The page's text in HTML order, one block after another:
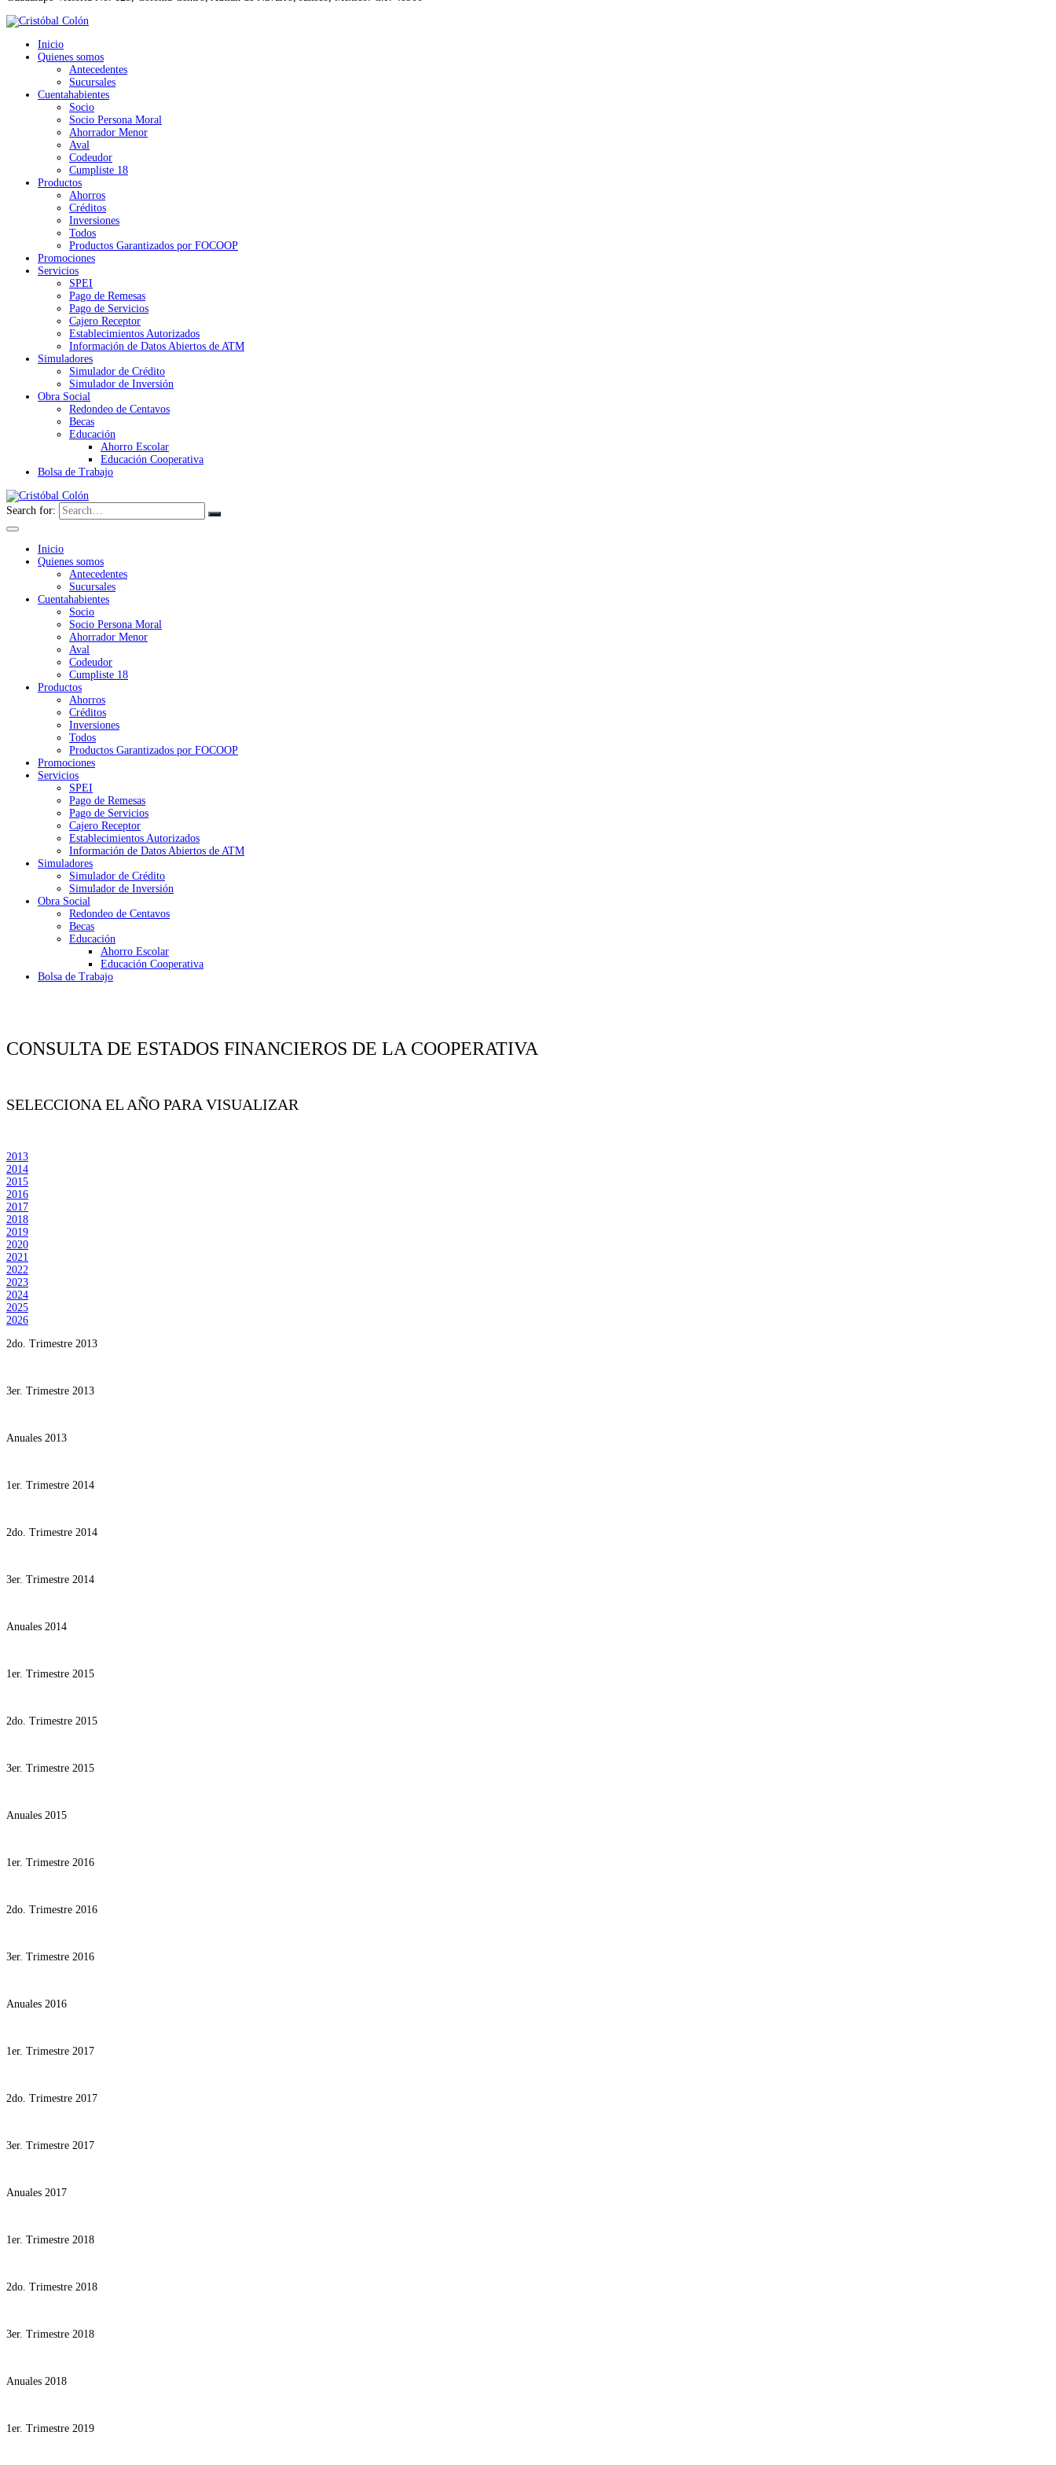
Inicio
Quienes somos
Antecedentes
Sucursales
Cuentahabientes
Socio
Socio Persona Moral
Ahorrador Menor
Aval
Codeudor
Cumpliste 18
Productos
Ahorros
Créditos
Inversiones
Todos
Productos Garantizados por FOCOOP
Promociones
Servicios
SPEI
Pago de Remesas
Pago de Servicios
Cajero Receptor
Establecimientos Autorizados
Información de Datos Abiertos de ATM
Simuladores
Simulador de Crédito
Simulador de Inversión
Obra Social
Redondeo de Centavos
Becas
Educación
Ahorro Escolar
Educación Cooperativa
Bolsa de Trabajo
Search for:
Inicio
Quienes somos
Antecedentes
Sucursales
Cuentahabientes
Socio
Socio Persona Moral
Ahorrador Menor
Aval
Codeudor
Cumpliste 18
Productos
Ahorros
Créditos
Inversiones
Todos
Productos Garantizados por FOCOOP
Promociones
Servicios
SPEI
Pago de Remesas
Pago de Servicios
Cajero Receptor
Establecimientos Autorizados
Información de Datos Abiertos de ATM
Simuladores
Simulador de Crédito
Simulador de Inversión
Obra Social
Redondeo de Centavos
Becas
Educación
Ahorro Escolar
Educación Cooperativa
Bolsa de Trabajo
CONSULTA DE ESTADOS FINANCIEROS DE LA COOPERATIVA
SELECCIONA EL AÑO PARA VISUALIZAR
2013
2014
2015
2016
2017
2018
2019
2020
2021
2022
2023
2024
2025
2026
2do. Trimestre 2013
3er. Trimestre 2013
Anuales 2013
1er. Trimestre 2014
2do. Trimestre 2014
3er. Trimestre 2014
Anuales 2014
1er. Trimestre 2015
2do. Trimestre 2015
3er. Trimestre 2015
Anuales 2015
1er. Trimestre 2016
2do. Trimestre 2016
3er. Trimestre 2016
Anuales 2016
1er. Trimestre 2017
2do. Trimestre 2017
3er. Trimestre 2017
Anuales 2017
1er. Trimestre 2018
2do. Trimestre 2018
3er. Trimestre 2018
Anuales 2018
1er. Trimestre 2019